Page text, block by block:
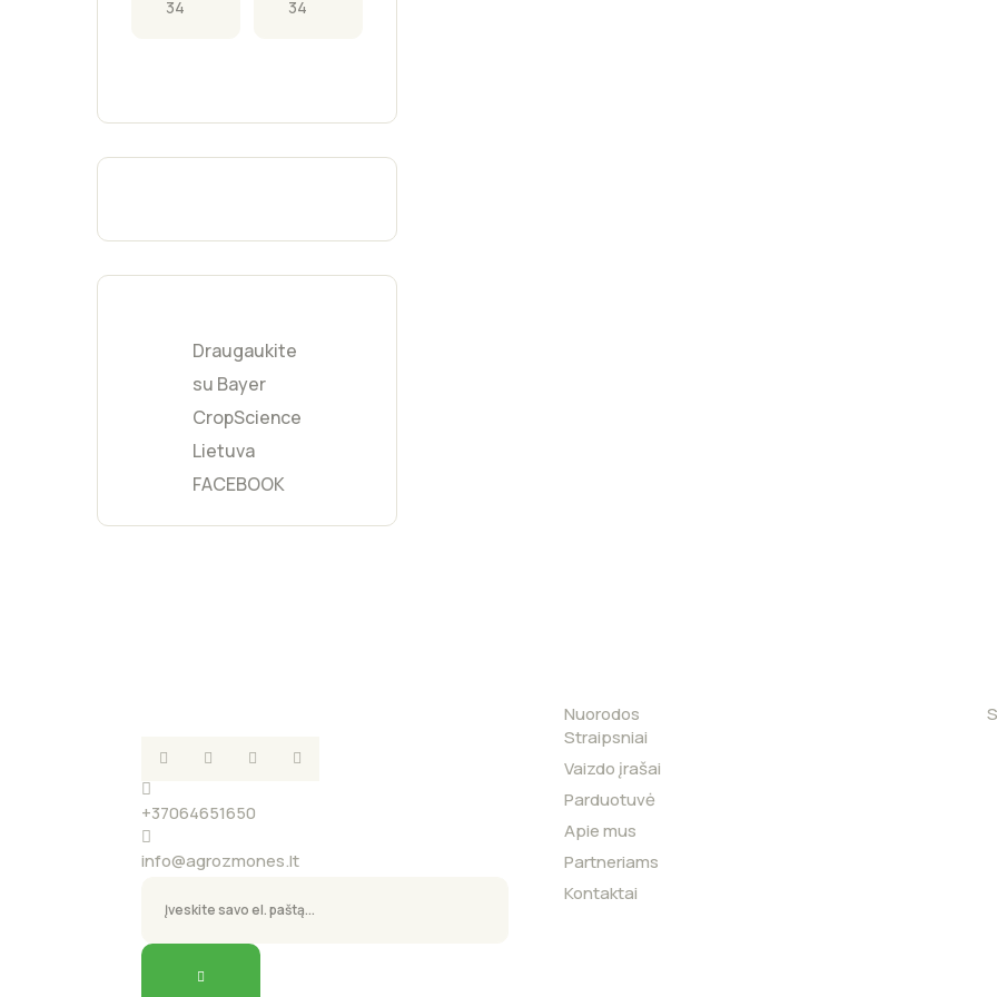
Moka (0)
Burgundijos
(0)
Persikinė (0)
Draugaukite
su Bayer
CropScience
Lietuva
FACEBOOK
+37064651650
info@agrozmones.lt
Nuorodos
Straipsniai
Vaizdo įrašai
Parduotuvė
Apie mus
Partneriams
Kontaktai